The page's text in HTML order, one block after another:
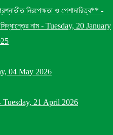
নিরপেক্ষতা ও পেশাদারিত্ব** -
নাম- Tuesday, 20 January
04 May 2026
Tuesday, 21 April 2026